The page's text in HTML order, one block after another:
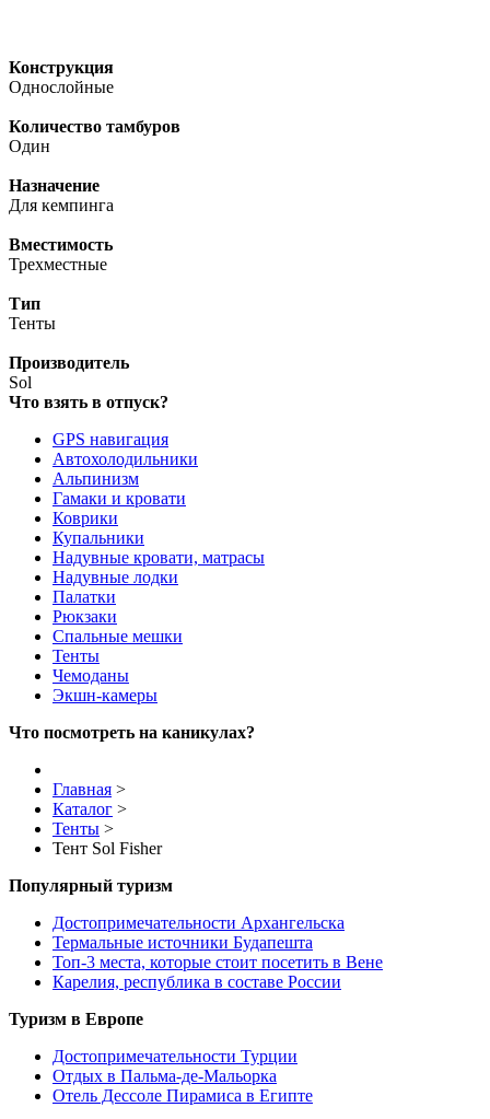
Конструкция
Однослойные
Количество тамбуров
Один
Назначение
Для кемпинга
Вместимость
Трехместные
Тип
Тенты
Производитель
Sol
Что взять в отпуск?
GPS навигация
Автохолодильники
Альпинизм
Гамаки и кровати
Коврики
Купальники
Надувные кровати, матрасы
Надувные лодки
Палатки
Рюкзаки
Спальные мешки
Тенты
Чемоданы
Экшн-камеры
Что посмотреть на каникулах?
Главная >
Каталог >
Тенты >
Тент Sol Fisher
Популярный туризм
Достопримечательности Архангельска
Термальные источники Будапешта
Топ-3 места, которые стоит посетить в Вене
Карелия, республика в составе России
Туризм в Европе
Достопримечательности Турции
Отдых в Пальма-де-Мальорка
Отель Дессоле Пирамиса в Египте